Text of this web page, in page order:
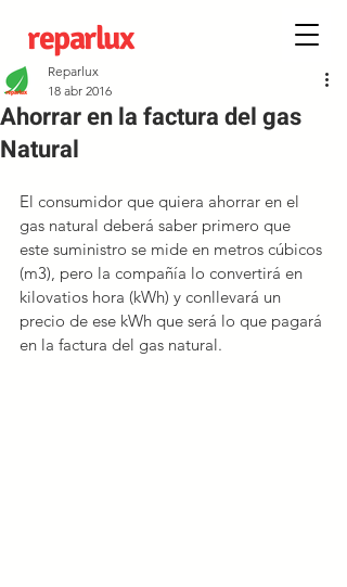
reparlux
Ahorrar en la factura del gas
Natural
Reparlux
18 abr 2016
El consumidor que quiera ahorrar en el
gas natural deberá saber primero que
este suministro se mide en metros cúbicos
(m3), pero la compañía lo convertirá en
kilovatios hora (kWh) y conllevará un
precio de ese kWh que será lo que pagará
en la factura del gas natural.